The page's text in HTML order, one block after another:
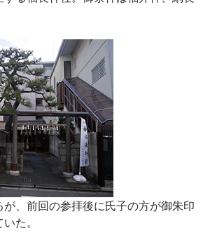
が、前回の参拝後に氏子の方が御朱印
た。